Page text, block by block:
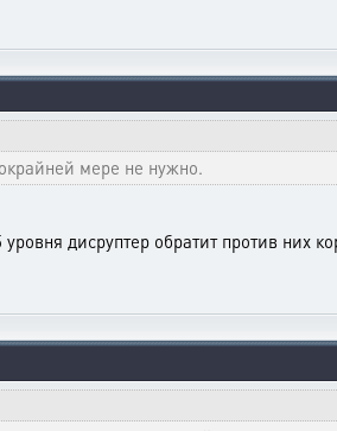
мере не нужно.
дисруптер обратит против них